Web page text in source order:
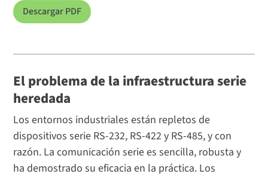
Descargar PDF
El problema de la infraestructura serie
heredada
Los entornos industriales están repletos de
dispositivos serie RS-232, RS-422 y RS-485, y con
razón. La comunicación serie es sencilla, robusta y
ha demostrado su eficacia en la práctica. Los